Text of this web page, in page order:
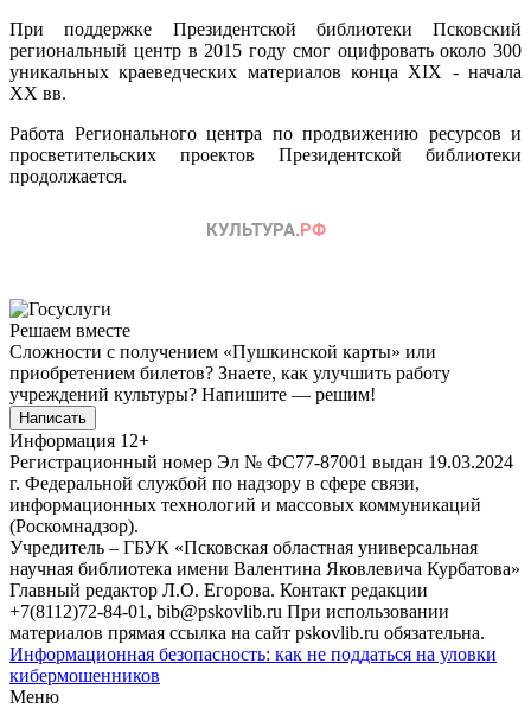
При поддержке Президентской библиотеки Псковский
региональный центр в 2015 году смог оцифровать около 300
уникальных краеведческих материалов конца XIX - начала
XX вв.
Работа Регионального центра по продвижению ресурсов и
просветительских проектов Президентской библиотеки
продолжается.
Решаем вместе
Сложности с получением «Пушкинской карты» или
приобретением билетов? Знаете, как улучшить работу
учреждений культуры? Напишите — решим!
Написать
Информация 12+
Регистрационный номер Эл № ФС77-87001 выдан 19.03.2024
г. Федеральной службой по надзору в сфере связи,
информационных технологий и массовых коммуникаций
(Роскомнадзор).
Учредитель – ГБУК «Псковская областная универсальная
научная библиотека имени Валентина Яковлевича Курбатова»
Главный редактор Л.О. Егорова. Контакт редакции
+7(8112)72-84-01, bib@pskovlib.ru При использовании
материалов прямая ссылка на сайт pskovlib.ru обязательна.
Информационная безопасность: как не поддаться на уловки
кибермошенников
Меню